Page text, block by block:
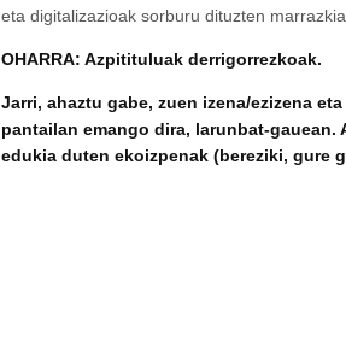
eta digitalizazioak sorburu dituzten
OHARRA: Azpitituluak derrigorrezkoak.
Jarri, ahaztu gabe, zuen izena/ezizena
pantailan emango dira, larunbat-
edukia duten ekoizpenak (bereziki, gure